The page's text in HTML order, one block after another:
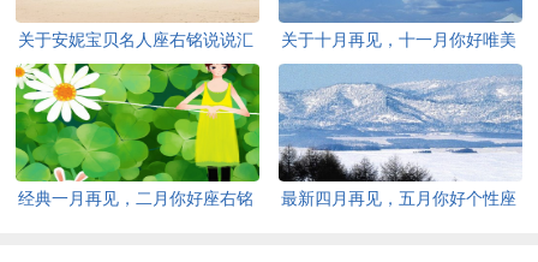
关于安妮宝贝名人座右铭说说汇
总（通用100句）
关于十月再见，十一月你好唯美
语录座右铭大全80句
经典一月再见，二月你好座右铭
最新四月再见，五月你好个性座